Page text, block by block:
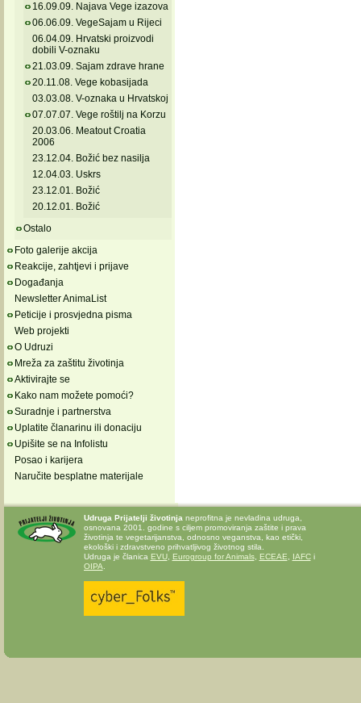
16.09.09. Najava Vege izazova
06.06.09. VegeSajam u Rijeci
06.04.09. Hrvatski proizvodi
dobili V-oznaku
21.03.09. Sajam zdrave hrane
20.11.08. Vege kobasijada
03.03.08. V-oznaka u Hrvatskoj
07.07.07. Vege roštilj na Korzu
20.03.06. Meatout Croatia
2006
23.12.04. Božić bez nasilja
12.04.03. Uskrs
23.12.01. Božić
20.12.01. Božić
Ostalo
Foto galerije akcija
Reakcije, zahtjevi i prijave
Događanja
Newsletter AnimaList
Peticije i prosvjedna pisma
Web projekti
O Udruzi
Mreža za zaštitu životinja
Aktivirajte se
Kako nam možete pomoći?
Suradnje i partnerstva
Uplatite članarinu ili donaciju
Upišite se na Infolistu
Posao i karijera
Naručite besplatne materijale
Udruga Prijatelji životinja neprofitna je nevladina udruga,
osnovana 2001. godine s ciljem promoviranja zaštite i prava
životinja te vegetarijanstva, odnosno veganstva, kao etički,
ekološki i zdravstveno prihvatljivog životnog stila.
Udruga je članica EVU, Eurogroup for Animals, ECEAE IAFCi
OIPA